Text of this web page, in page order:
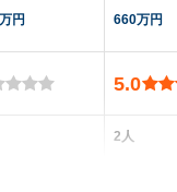
円 660万円
5.0
2人